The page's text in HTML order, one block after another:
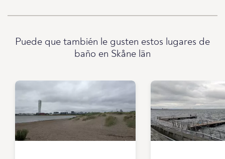
Puede que también le gusten estos lugares de
baño en Skåne län